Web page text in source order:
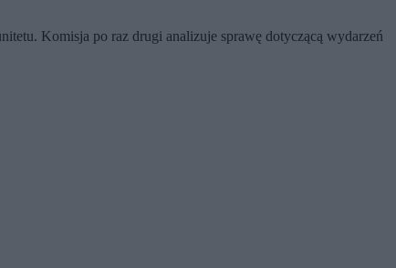
Komisja po raz drugi analizuje sprawę dotyczącą wydarzeń